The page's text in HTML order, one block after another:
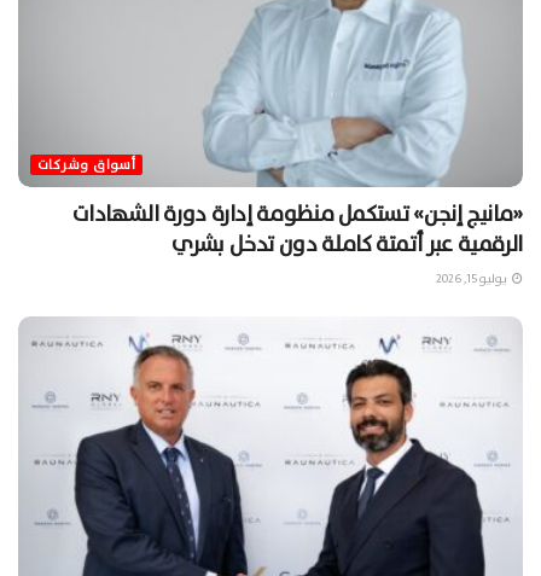
أسواق وشركات
«مانيج إنجن» تستكمل منظومة إدارة دورة الشهادات
الرقمية عبر أتمتة كاملة دون تدخل بشري
يوليو 15, 2026